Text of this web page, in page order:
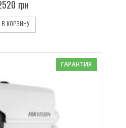
грн
В КОРЗИНУ
ГАРАНТИЯ